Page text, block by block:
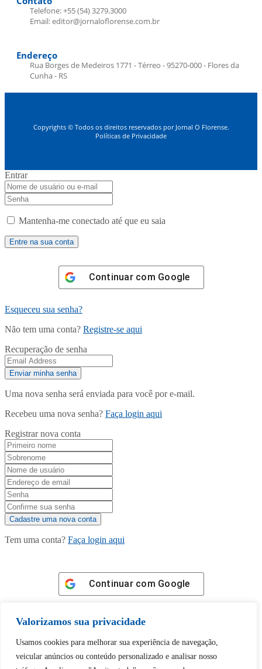
Valorizamos sua privacidade
Usamos cookies para melhorar sua experiência de navegação,
veicular anúncios ou conteúdo personalizado e analisar nosso
Telefone: +55 (54) 3279.3000
Email: editor@jornaloflorense.com.br
Endereço
Rua Borges de Medeiros 1771 - Térreo - 95270-000 - Flores da
Cunha - RS
Copyrights © Todos os direitos reservados por Jornal O Florense.
Políticas de Privacidade
Entrar
Mantenha-me conectado até que eu saia
Continuar com Google
Esqueceu sua senha?
Não tem uma conta? Registre-se aqui
Recuperação de senha
Uma nova senha será enviada para você por e-mail.
Recebeu uma nova senha? Faça login aqui
Registrar nova conta
Tem uma conta? Faça login aqui
Continuar com Google
Tem certeza de que deseja